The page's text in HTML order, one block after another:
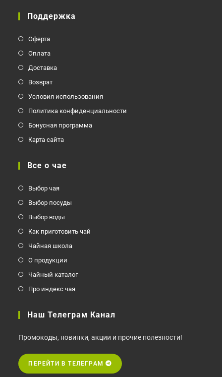
в
приложении
Поддержка
Оферта
Оплата
Доставка
Возврат
Условия использования
Политика конфиденциальности
Бонусная программа
Карта сайта
Все о чае
Выбор чая
Выбор посуды
Выбор воды
Как приготовить чай
Чайная школа
О продукции
Чайный каталог
Про индекс чая
Наш Телеграм Канал
Промокоды, новинки, акции и прочие полезности!
ПЕРЕЙТИ В ТЕЛЕГРАМ